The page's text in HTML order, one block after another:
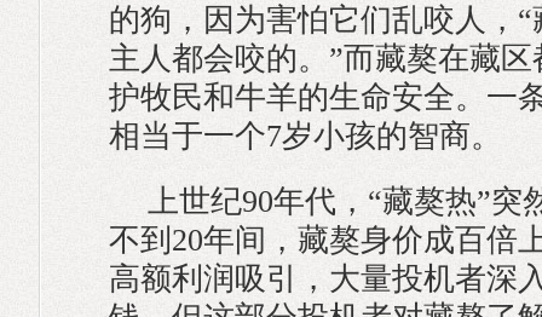
的狗，因为害怕它们乱咬人，
主人都会咬的。”而藏獒在藏
护牧民和牛羊的生命安全。一
相当于一个7岁小孩的智商。
上世纪90年代，“藏獒热”突
不到20年间，藏獒身价成百倍
高额利润吸引，大量投机者深